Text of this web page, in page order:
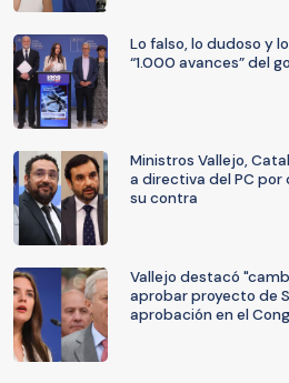
Lo falso, lo dudoso y
“1.000 avances” del
Ministros Vallejo,
a directiva del PC por
su contra
Vallejo destacó
aprobar proyecto de
aprobación en el